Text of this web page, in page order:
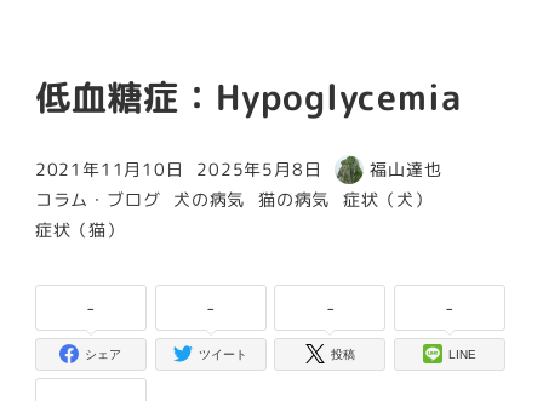
低血糖症：Hypoglycemia
投稿日
2021年11月10日
更新日
2025年5月8日
著
者
福山達也
カテゴリー
コラム・ブログ カテゴリー
犬の病気 カテゴリー
猫の病気 カテゴリー
症状（犬）
カテゴリー
症状（猫）
-
シェア
-
ツイート
-
投稿
-
LINE